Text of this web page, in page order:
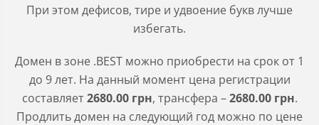
При этом дефисов, тире и удвоение букв лучше
избегать.
Домен в зоне .BEST можно приобрести на срок от 1
до 9 лет. На данный момент цена регистрации
составляет2680.00грн, трансфера –2680.00грн.
Продлить домен на следующий год можно по цене